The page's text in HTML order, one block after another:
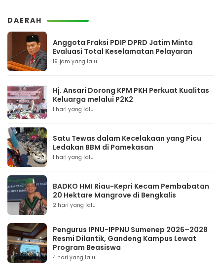
DAERAH
Anggota Fraksi PDIP DPRD Jatim Minta
Evaluasi Total Keselamatan Pelayaran
19 jam yang lalu
Hj. Ansari Dorong KPM PKH Perkuat Kualitas
Keluarga melalui P2K2
1 hari yang lalu
Satu Tewas dalam Kecelakaan yang Picu
Ledakan BBM di Pamekasan
1 hari yang lalu
BADKO HMI Riau-Kepri Kecam Pembabatan
20 Hektare Mangrove di Bengkalis
2 hari yang lalu
Pengurus IPNU-IPPNU Sumenep 2026–2028
Resmi Dilantik, Gandeng Kampus Lewat
Program Beasiswa
4 hari yang lalu